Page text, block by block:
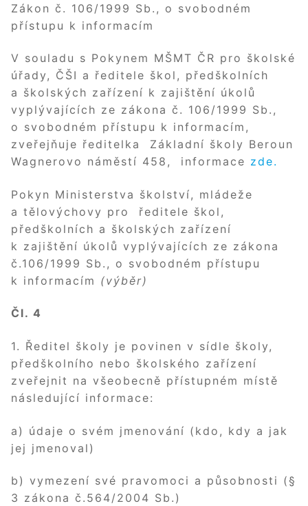
Zákon č. 106/1999 Sb., o svobodném
přístupu k informacím
V souladu s Pokynem MŠMT ČR pro školské
úřady, ČŠI a ředitele škol, předškolních
a školských zařízení k zajištění úkolů
vyplývajících ze zákona č. 106/1999 Sb.,
o svobodném přístupu k informacím,
zveřejňuje ředitelka Základní školy Beroun
Wagnerovo náměstí 458, informace zde.
Pokyn Ministerstva školství, mládeže
a tělovýchovy pro ředitele škol,
předškolních a školských zařízení
k zajištění úkolů vyplývajících ze zákona
č.106/1999 Sb., o svobodném přístupu
k informacím (výběr)
Čl. 4
1. Ředitel školy je povinen v sídle školy,
předškolního nebo školského zařízení
zveřejnit na všeobecně přístupném místě
následující informace:
a) údaje o svém jmenování (kdo, kdy a jak
jej jmenoval)
b) vymezení své pravomoci a působnosti (§
3 zákona č.564/2004 Sb.)